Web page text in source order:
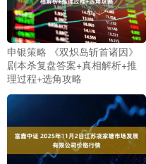
申银策略 《双炽岛斩首诸因》
剧本杀复盘答案+真相解析+推
理过程+选角攻略